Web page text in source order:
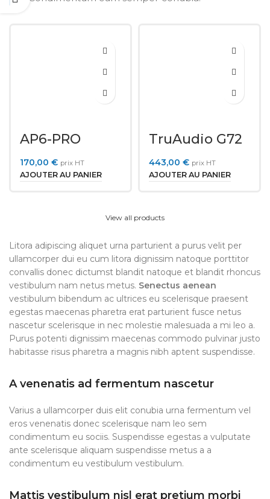
AP6-PRO
170,00 € prix HT
AJOUTER AU PANIER
TruAudio G72
443,00 € prix HT
AJOUTER AU PANIER
View all products
Litora adipiscing aliquet urna parturient a purus velit per
ullamcorper dui eu cum litora dignissim natoque porttitor
convallis donec dictumst blandit natoque et blandit rhoncus
vestibulum nam netus metus. Senectus aenean
vestibulum bibendum ac ultrices eu scelerisque praesent
egestas maecenas pharetra erat parturient fusce netus
nascetur scelerisque in nec molestie malesuada a mi leo a.
Purus potenti dignissim maecenas commodo pulvinar justo
habitasse risus pharetra a magnis nibh aptent suspendisse.
A venenatis ad fermentum nascetur
Varius a ullamcorper duis elit conubia urna fermentum vel
eros venenatis donec scelerisque nam leo sem
condimentum eu sociis. Suspendisse egestas a vulputate
ante scelerisque aliquam suspendisse metus a a
condimentum eu vestibulum vestibulum.
Mattis vestibulum nisl erat pretium morbi